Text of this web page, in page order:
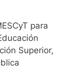
para
Superior,